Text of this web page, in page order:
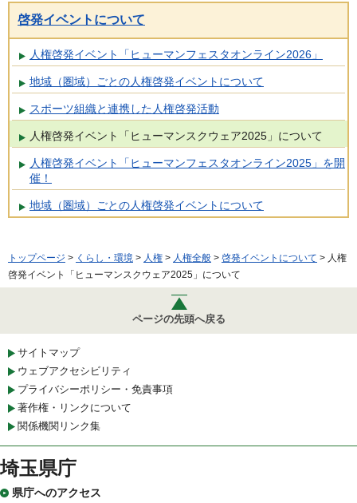
啓発イベントについて
人権啓発イベント「ヒューマンフェスタオンライン2026」
地域（圏域）ごとの人権啓発イベントについて
スポーツ組織と連携した人権啓発活動
人権啓発イベント「ヒューマンスクウェア2025」について
人権啓発イベント「ヒューマンフェスタオンライン2025」を開
催！
地域（圏域）ごとの人権啓発イベントについて
トップページ > くらし・環境 > 人権 > 人権全般 > 啓発イベントについて > 人権
啓発イベント「ヒューマンスクウェア2025」について
ページの先頭へ戻る
サイトマップ
ウェブアクセシビリティ
プライバシーポリシー・免責事項
著作権・リンクについて
関係機関リンク集
埼玉県庁
県庁へのアクセス